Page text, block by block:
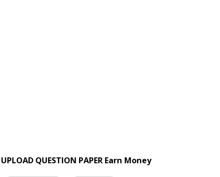
UPLOAD QUESTION PAPER Earn Money